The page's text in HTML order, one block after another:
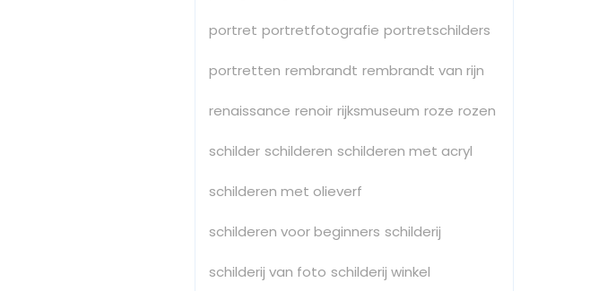
portret portretfotografie portretschilders
portretten rembrandt rembrandt van rijn
renaissance renoir rijksmuseum roze rozen
schilder schilderen schilderen met acryl
schilderen met olieverf
schilderen voor beginners schilderij
schilderij van foto schilderij winkel